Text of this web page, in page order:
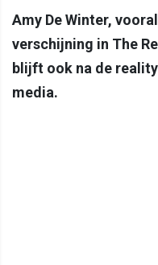
Amy De Winter,
verschijning in The
blijft ook na de
media.